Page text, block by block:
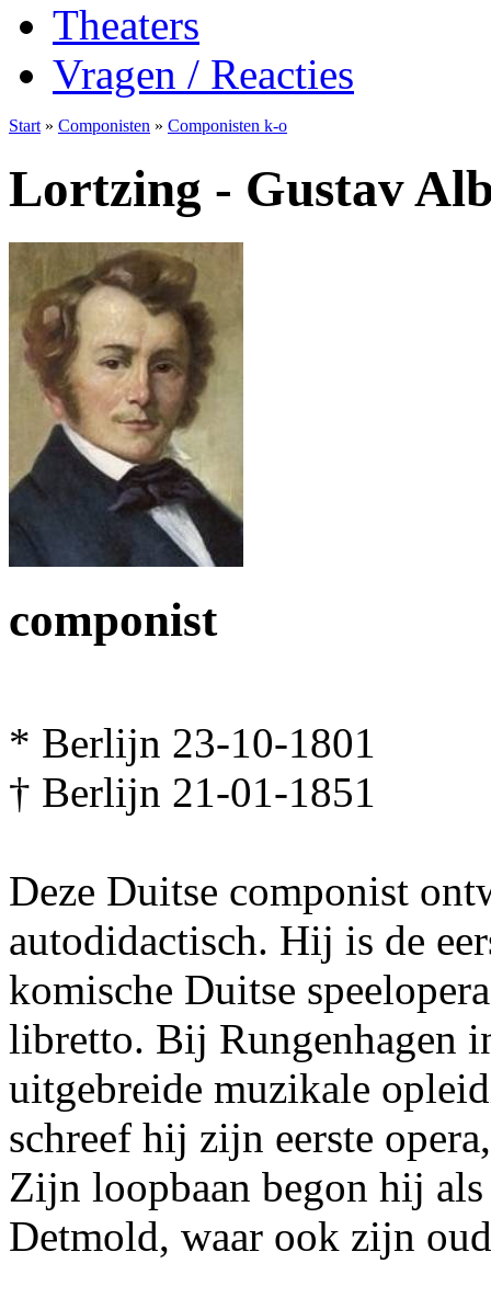
Theaters
Vragen / Reacties
Start » Componisten » Componisten k-o
Lortzing - Gustav
componist
* Berlijn 23-10-1801
† Berlijn 21-01-1851
Deze Duitse componist
autodidactisch. Hij is de
komische Duitse
libretto. Bij Rungenhagen
uitgebreide muzikale
schreef hij zijn eerste
Zijn loopbaan begon hij
Detmold, waar ook zijn